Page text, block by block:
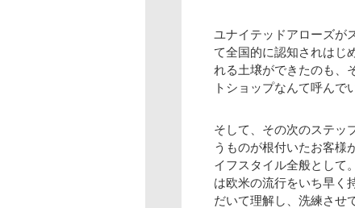
ユナイテッドアローズが
て全国的に認知されはじ
れる土壌ができたのも、
トショップなんて呼んで
そして、その次のステッ
うものが根付いたお客様
イフスタイル全般として
は欧米の流行をいち早く
だいて理解し、洗練させ